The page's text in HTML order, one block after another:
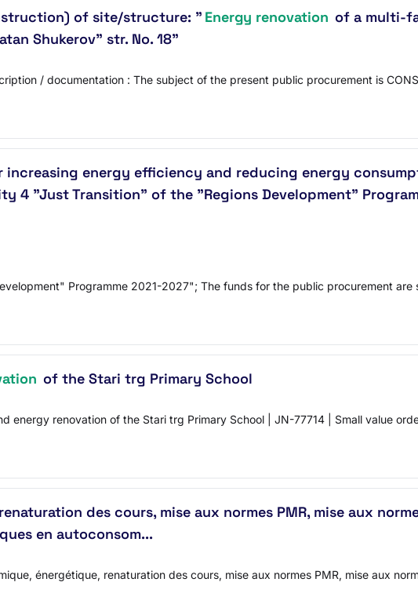
of site/structure: " Energy renovation of a multi-
Shukerov" str. No. 18"
/ documentation : The subject of the present public procurement is
energy efficiency and reducing energy
4 "Just Transition" of the "Regions Development"
Programme 2021-2027"​​​​​​​; The funds for the public procurement are
of the Stari trg Primary School
energy renovation of the Stari trg Primary School | JN-77714 | Small value
des cours, mise aux normes PMR, mise aux
en autoconsom...
énergétique, renaturation des cours, mise aux normes PMR, mise aux